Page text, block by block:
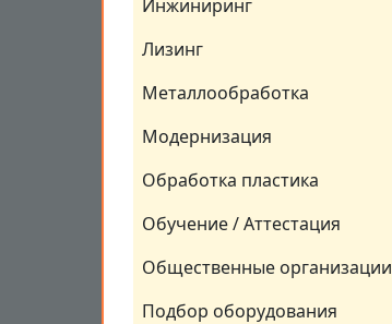
Инжиниринг
Лизинг
Металлообработка
Модернизация
Обработка пластика
Обучение / Аттестация
Общественные организации
Подбор оборудования